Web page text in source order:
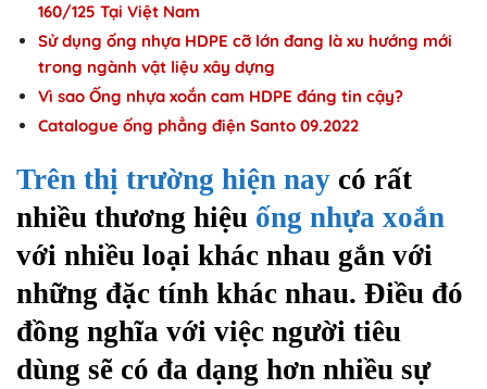
160/125 Tại Việt Nam
Sử dụng ống nhựa HDPE cỡ lớn đang là xu hướng mới
trong ngành vật liệu xây dựng
Vì sao Ống nhựa xoắn cam HDPE đáng tin cậy?
Catalogue ống phẳng điện Santo 09.2022
Trên thị trường hiện nay có rất
nhiều thương hiệu ống nhựa xoắn
với nhiều loại khác nhau gắn với
những đặc tính khác nhau. Điều đó
đồng nghĩa với việc người tiêu
dùng sẽ có đa dạng hơn nhiều sự